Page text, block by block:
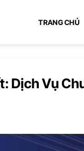
TRANG CHỦ
Dịch Vụ